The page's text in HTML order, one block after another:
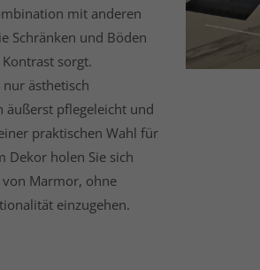
mit anderen
Schränken und Böden
sorgt.
ästhetisch
äußerst pflegeleicht und
praktischen Wahl für
Dekor holen Sie sich
Marmor, ohne
einzugehen.